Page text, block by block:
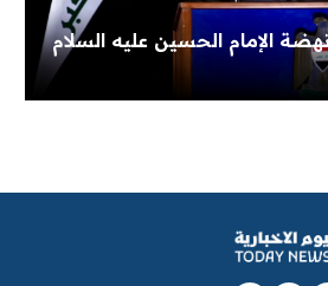
الإمام الحسين عليه السلام